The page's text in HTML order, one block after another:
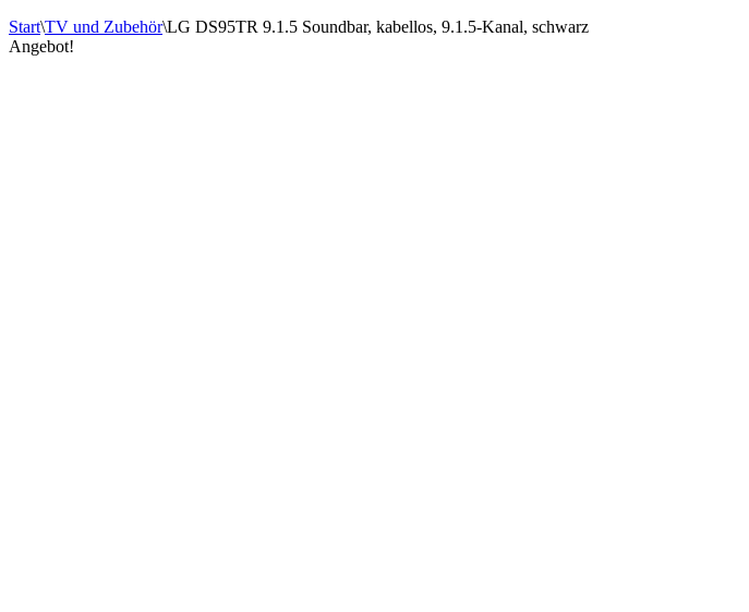
Start\TV und Zubehör\LG DS95TR 9.1.5 Soundbar, kabellos, 9.1.5-Kanal, schwarz
Angebot!